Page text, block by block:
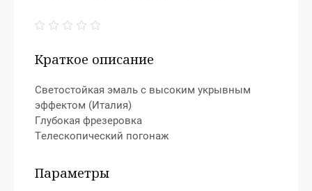
Краткое описание
Светостойкая эмаль с высоким укрывным
эффектом (Италия)
Глубокая фрезеровка
Телескопический погонаж
Параметры